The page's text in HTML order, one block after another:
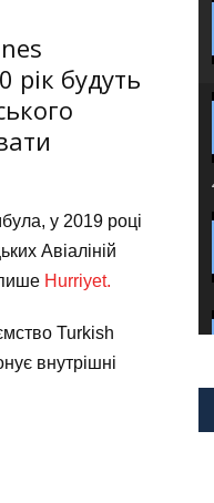
рік будуть
у 2019 році
Авіаліній
Hurriyet.
Turkish
внутрішні